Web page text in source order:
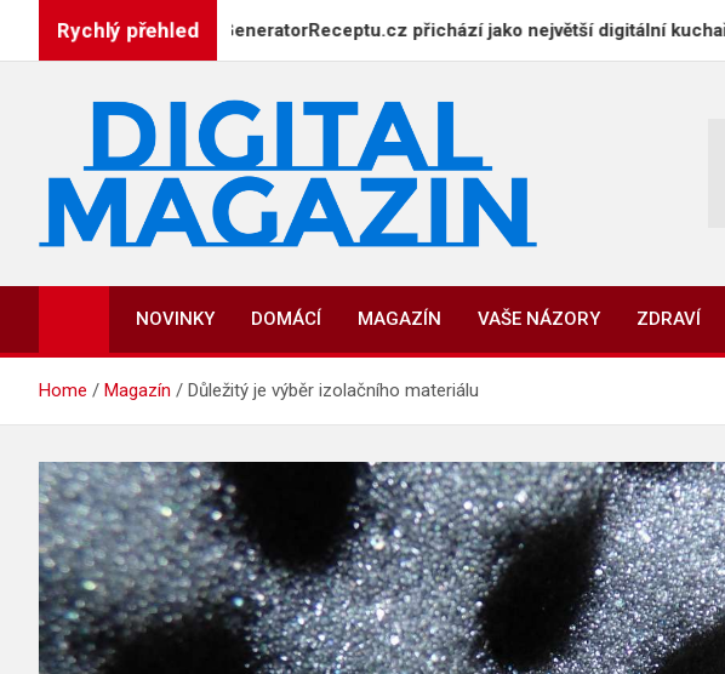
Rychlý přehled
u plotny: GeneratorReceptu.cz přichází jako největší digitální kuchařka v Česku
DigitalMagazin.cz
NOVINKY DOMÁCÍ MAGAZÍN VAŠE NÁZORY ZDRAVÍ
Home Magazín Důležitý je výběr izolačního materiálu